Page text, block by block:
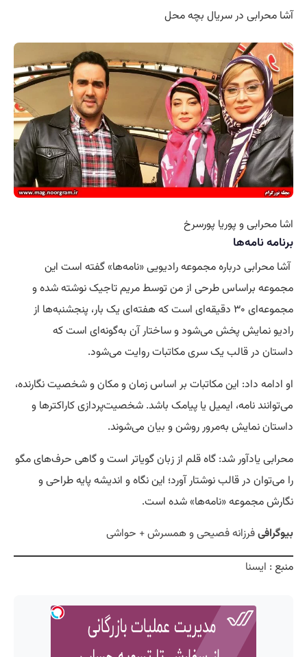
آشا محرابی در سریال بچه محل
اشا محرابی و پوریا پورسرخ
برنامه نامه‌ها
آشا محرابی درباره مجموعه رادیویی «نامه‌ها» گفته است این
مجموعه براساس طرحی از من توسط مریم تاجیک نوشته شده و
مجموعه‌ای ۳۰ دقیقه‌ای است که هفته‌ای یک بار، پنجشنبه‌ها از
رادیو نمایش پخش می‌شود و ساختار آن به‌گونه‌ای است که
داستان در قالب یک سری مکاتبات روایت می‌شود.
او ادامه داد: این مکاتبات بر اساس زمان و مکان و شخصیت نگارنده،
می‌توانند نامه، ایمیل یا پیامک باشد. شخصیت‌پردازی کاراکترها و
داستان نمایش به‌مرور روشن و بیان می‌شوند.
محرابی یادآور شد: گاه قلم از زبان گویاتر است و گاهی حرف‌های مگو
را می‌توان در قالب نوشتار آورد؛ این نگاه و اندیشه پایه طراحی و
نگارش مجموعه «نامه‌ها» شده است.
بیوگرافیفرزانه فصیحی و همسرش + حواشی
منبع : ایسنا